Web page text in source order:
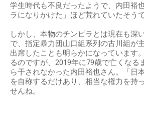
学生時代も不良だったようで、内田裕
ラになりかけた」ほど荒れていたそうで
しかし、本物のチンピラとは現在も深
で、指定暴力団山口組系列の古川組が
出席したことも明らかになっています
るのですが、2019年に79歳で亡くなる
ら干されなかった内田裕也さん。「日
を自称するだけあり、相当な権力を持
せんね。